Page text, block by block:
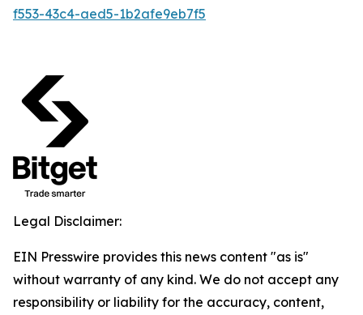
f553-43c4-aed5-1b2afe9eb7f5
Legal Disclaimer:
EIN Presswire provides this news content "as is"
without warranty of any kind. We do not accept any
responsibility or liability for the accuracy, content,